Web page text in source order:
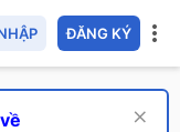
ĐĂNG KÝ